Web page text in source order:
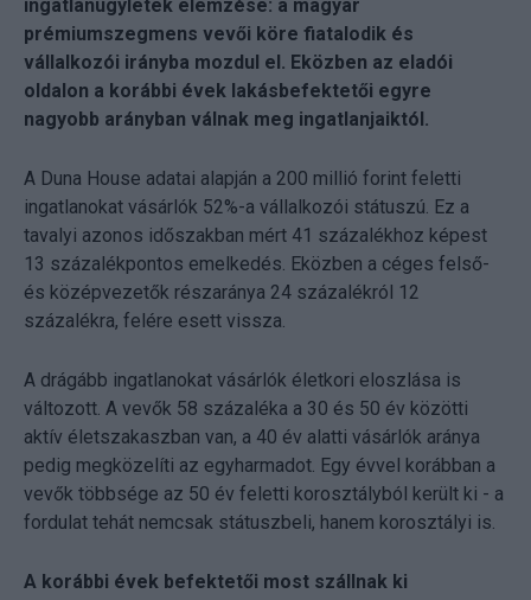
ingatlanügyletek elemzése: a magyar
prémiumszegmens vevői köre fiatalodik és
vállalkozói irányba mozdul el. Eközben az eladói
oldalon a korábbi évek lakásbefektetői egyre
nagyobb arányban válnak meg ingatlanjaiktól.
A Duna House adatai alapján a 200 millió forint feletti
ingatlanokat vásárlók 52%-a vállalkozói státuszú. Ez a
tavalyi azonos időszakban mért 41 százalékhoz képest
13 százalékpontos emelkedés. Eközben a céges felső-
és középvezetők részaránya 24 százalékról 12
százalékra, felére esett vissza.
A drágább ingatlanokat vásárlók életkori eloszlása is
változott. A vevők 58 százaléka a 30 és 50 év közötti
aktív életszakaszban van, a 40 év alatti vásárlók aránya
pedig megközelíti az egyharmadot. Egy évvel korábban a
vevők többsége az 50 év feletti korosztályból került ki - a
fordulat tehát nemcsak státuszbeli, hanem korosztályi is.
A korábbi évek befektetői most szállnak ki